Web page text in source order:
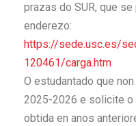
prazas do SUR, que
enderezo:
https://sede.usc.es/
120461/carga.htm
O estudantado que
2025-2026 e solicite o
obtida en anos